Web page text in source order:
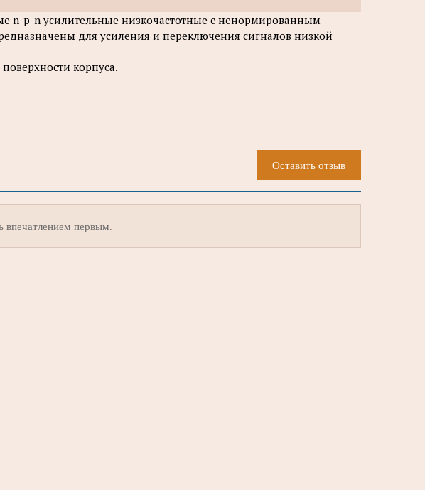
n-p-n усилительные низкочастотные с ненормированным
для усиления и переключения сигналов низкой
корпуса.
Оставить отзыв
впечатлением первым.